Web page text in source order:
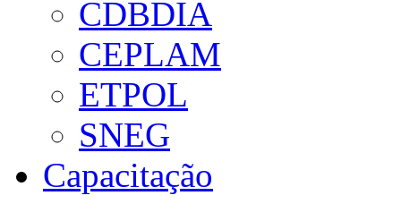
CDBDIA
CEPLAM
ETPOL
SNEG
Capacitação